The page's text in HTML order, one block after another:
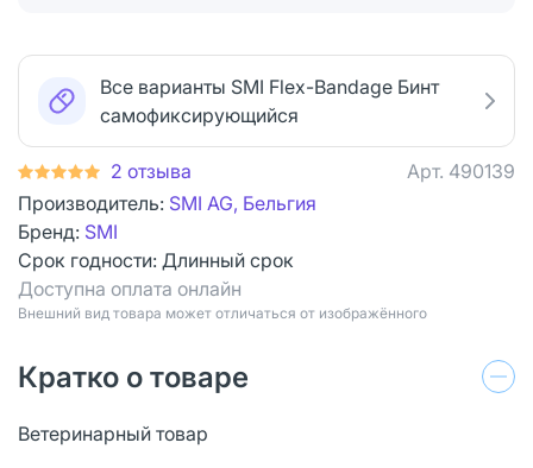
Все варианты SMI Flex-Bandage Бинт
самофиксирующийся
2 отзыва Арт. 490139
Производитель: SMI AG, Бельгия
Бренд: SMI
Срок годности: Длинный срок
Доступна оплата онлайн
Bнешний вид товара может отличаться от изображённого
Кратко о товаре
Ветеринарный товар